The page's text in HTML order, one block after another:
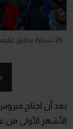
26 سيارة يطبق
بعد أن اجتاح